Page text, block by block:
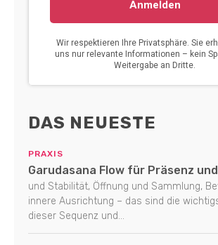
DAS NEUESTE
PRAXIS
Garudasana Flow für Präsenz
und Stabilität, Öffnung und Sammlung,
innere Ausrichtung – das sind die
dieser Sequenz und...